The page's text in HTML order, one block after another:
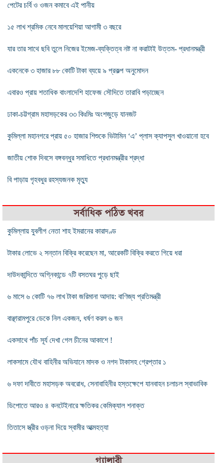
পেটের চর্বি ও ওজন কমাবে এই পানীয়
১৫ লাখ শ্রমিক নেবে মালয়েশিয়া আগামী ৩ বছরে
যার তার সাথে ছবি তুলে নিজের ইমেজ-ব্যক্তিত্ব নষ্ট না করাটাই উত্তম- প্রধানমন্ত্রী
একনেকে ৩ হাজার ৮৮ কোটি টাকা ব্যয়ে ৯ প্রকল্প অনুমোদন
এবারও প্রায় শতাধিক বাংলাদেশি হাফেজ সৌদিতে তারাবি পড়াচ্ছেন
ঢাকা-চট্টগ্রাম মহাসড়কের ৩৩ কিঃমিঃ অংশজুড়ে যানজট
কুমিল্লা মহানগরে প্রায় ৫০ হাজার শিশুকে ভিটামিন ‘এ’ প্লাস ক্যাপসুল খাওয়ানো হবে
জাতীয় শোক দিবসে বঙ্গবন্ধুর সমাধিতে প্রধানমন্ত্রীর শ্রদ্ধা
বি পাড়ায় গৃহবধুর রহস্যজনক মৃত্যু
সর্বাধিক পঠিত খবর
কুমিল্লায় যুবলীগ নেতা শাহ ইমরানের কারাদণ্ড
টাকার লোভে ২ সন্তান বিক্রি করেছেন মা, আরেকটি বিক্রি করতে গিয়ে ধরা
দাউদকান্দিতে অগ্নিকান্ডে ৭টি বসতঘর পুড়ে ছাই
৬ মাসে ৬ কোটি ৭৬ লাখ টাকা জরিমানা আদায়: বাণিজ্য প্রতিমন্ত্রী
বাঞ্ছারামপুরে ডেকে নিল একজন, ধর্ষণ করল ৬ জন
একসাথে পাঁচ সূর্য দেখা গেল চীনের আকাশে !
লাকসামে যৌথ বাহিনীর অভিযানে মাদক ও নগদ টাকাসহ গ্রেপ্তার ১
৬ দফা দাবীতে মহাসড়ক অবরোধ, সেনাবাহিনীর হস্তক্ষেপে যানবাহন চলাচল স্বাভাবিক
ডিপোতে আরও ৪ কনটেইনারে ক্ষতিকর কেমিক্যাল শনাক্ত
তিতাসে স্ত্রীর ওড়না দিয়ে স্বামীর আত্মহত্যা